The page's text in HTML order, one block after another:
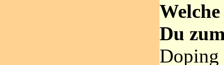
Du
Doping